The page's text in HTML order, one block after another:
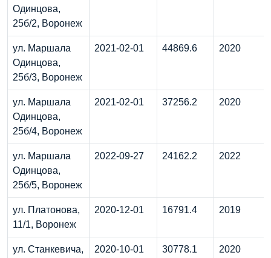
Одинцова,
25б/2, Воронеж
ул. Маршала
Одинцова,
25б/3, Воронеж
2021-02-01 44869.6 2020
ул. Маршала
Одинцова,
25б/4, Воронеж
2021-02-01 37256.2 2020
ул. Маршала
Одинцова,
25б/5, Воронеж
2022-09-27 24162.2 2022
ул. Платонова,
11/1, Воронеж
2020-12-01 16791.4 2019
ул. Станкевича,
2020-10-01 30778.1 2020